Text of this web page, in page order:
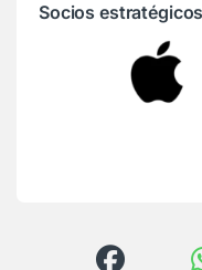
Socios